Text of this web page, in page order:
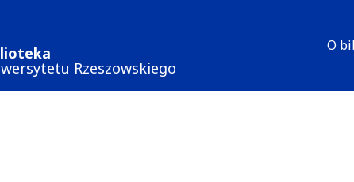
Rzeszowskiego
O